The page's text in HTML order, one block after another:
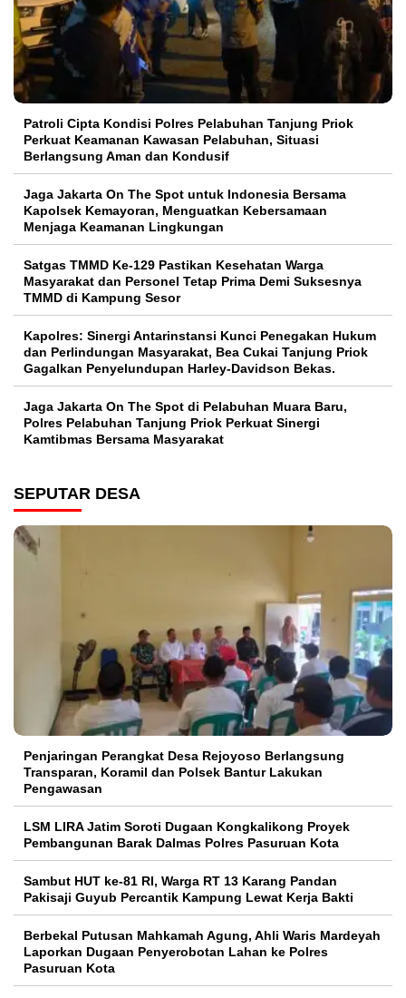
Patroli Cipta Kondisi Polres Pelabuhan Tanjung Priok
Perkuat Keamanan Kawasan Pelabuhan, Situasi
Berlangsung Aman dan Kondusif
Jaga Jakarta On The Spot untuk Indonesia Bersama
Kapolsek Kemayoran, Menguatkan Kebersamaan
Menjaga Keamanan Lingkungan
Satgas TMMD Ke-129 Pastikan Kesehatan Warga
Masyarakat dan Personel Tetap Prima Demi Suksesnya
TMMD di Kampung Sesor
Kapolres: Sinergi Antarinstansi Kunci Penegakan Hukum
dan Perlindungan Masyarakat, Bea Cukai Tanjung Priok
Gagalkan Penyelundupan Harley-Davidson Bekas.
Jaga Jakarta On The Spot di Pelabuhan Muara Baru,
Polres Pelabuhan Tanjung Priok Perkuat Sinergi
Kamtibmas Bersama Masyarakat
SEPUTAR DESA
Penjaringan Perangkat Desa Rejoyoso Berlangsung
Transparan, Koramil dan Polsek Bantur Lakukan
Pengawasan
LSM LIRA Jatim Soroti Dugaan Kongkalikong Proyek
Pembangunan Barak Dalmas Polres Pasuruan Kota
Sambut HUT ke-81 RI, Warga RT 13 Karang Pandan
Pakisaji Guyub Percantik Kampung Lewat Kerja Bakti
Berbekal Putusan Mahkamah Agung, Ahli Waris Mardeyah
Laporkan Dugaan Penyerobotan Lahan ke Polres
Pasuruan Kota